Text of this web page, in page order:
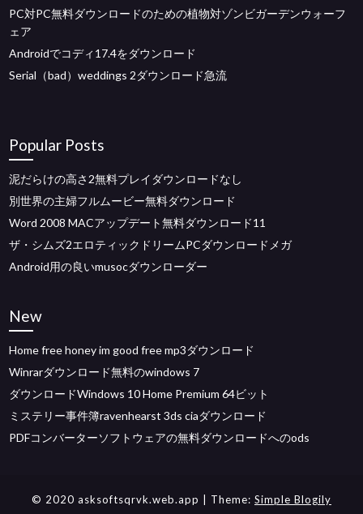
PC対PC無料ダウンロードのための植物対ゾンビガーデンウォーフ
ェア
Androidでコディ17.4をダウンロード
Serial（bad）weddings 2ダウンロード急流
Popular Posts
泥だらけの高さ2無料プレイダウンロードなし
別世界の主婦フルムービー無料ダウンロード
Word 2008 MACアップデート無料ダウンロード11
ザ・シムズ2エロティックドリームPCダウンロードメガ
Android用の良いmusocダウンローダー
New
Home free honey im good free mp3ダウンロード
Winrarダウンロード無料のwindows 7
ダウンロードWindows 10 Home Premium 64ビット
ミステリー事件簿ravenhearst 3ds ciaダウンロード
PDFコンバーターソフトウェアの無料ダウンロードへのods
© 2020 asksoftsqrvk.web.app | Theme: Simple Blogily